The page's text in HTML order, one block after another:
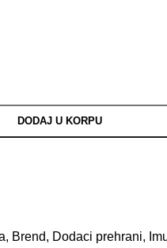
DODAJ U KORPU
, Brend, Dodaci prehrani,